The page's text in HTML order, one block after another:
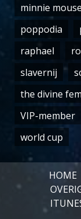
minnie mouse
poppodia
raphael
slavernij
the divine
VIP-member
world cup
HOME